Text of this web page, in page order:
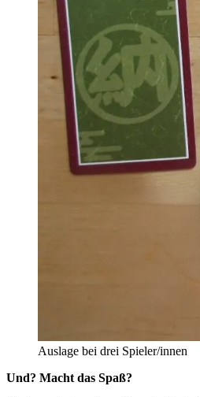
Auslage bei drei Spieler/innen
Und? Macht das Spaß?